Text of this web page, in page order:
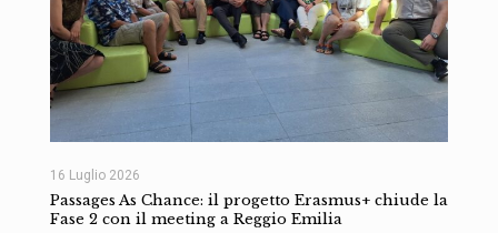
16 Luglio 2026
Passages As Chance: il progetto Erasmus+ chiude la
Fase 2 con il meeting a Reggio Emilia